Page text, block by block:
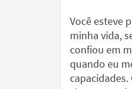
Você esteve
minha vida,
confiou em
quando eu